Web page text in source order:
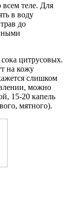
теле. Для
в воду
до
цитрусовых.
на кожу
слишком
можно
15-20 капель
мятного).